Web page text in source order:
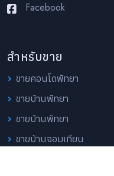
Facebook
สำหรับขาย
ขายคอนโดพัทยา
ขายบ้านพัทยา
ขายบ้านพัทยา
ขายบ้านจอมเทียน